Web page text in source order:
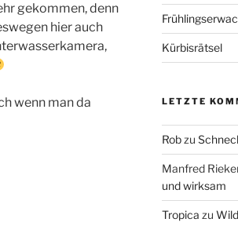
gekommen, denn
hier auch
wenn man da
Kürbisrätsel
LETZTE
Robzu
Manfred
und wirksam
Tropica zu